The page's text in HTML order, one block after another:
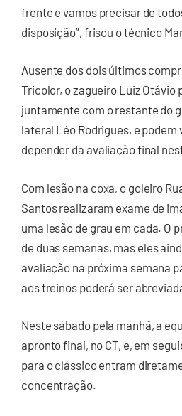
frente e vamos precisar de
disposição”, frisou o técnico
Ausente dos dois últimos
Tricolor, o zagueiro Luiz Otávio
juntamente com o restante do
lateral Léo Rodrigues, e podem
depender da avaliação final
Com lesão na coxa, o goleiro
Santos realizaram exame de
uma lesão de grau em cada. O
de duas semanas, mas eles
avaliação na próxima semana
aos treinos poderá ser
Neste sábado pela manhã, a
apronto final, no CT, e, em
para o clássico entram
concentração.